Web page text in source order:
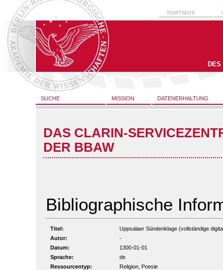
STARTSEITE
SUCHE MISSION DATENERHALTUNG
DAS CLARIN-
DER BBAW
Bibliographische
Titel:
Uppsalaer Sündenklage (vollständige
Autor:
-
Datum:
1300-01-01
Sprache:
de
Ressourcentyp:
Religion, Poesie